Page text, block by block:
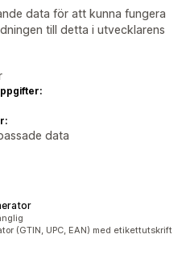
data för att kunna fungera
till detta i utvecklarens
data
(GTIN, UPC, EAN) med etikettutskrift